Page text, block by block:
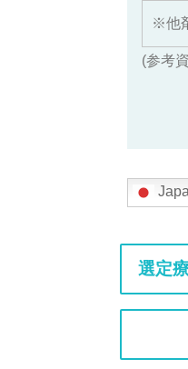
※他
(参考
選定